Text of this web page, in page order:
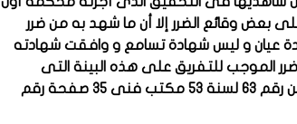
بعض وقائع الضرر إلا أن ما شهد به من ضرر
عيان و ليس شهادة تسامع و وافقت شهادته
الموجب للتفريق على هذه البينة التى
توافرت فيها شروط قبولها شرعاً لا يكون قد أخطأ فى تطبيق القانون . "الطعن رقم 63 لسنة 53 مكتب فنى 35 صفحة رقم